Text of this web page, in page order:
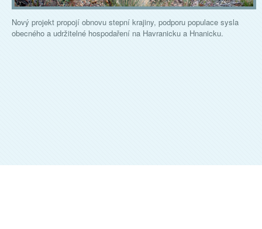
Nový projekt propojí obnovu stepní krajiny, podporu populace sysla
obecného a udržitelné hospodaření na Havranicku a Hnanicku.